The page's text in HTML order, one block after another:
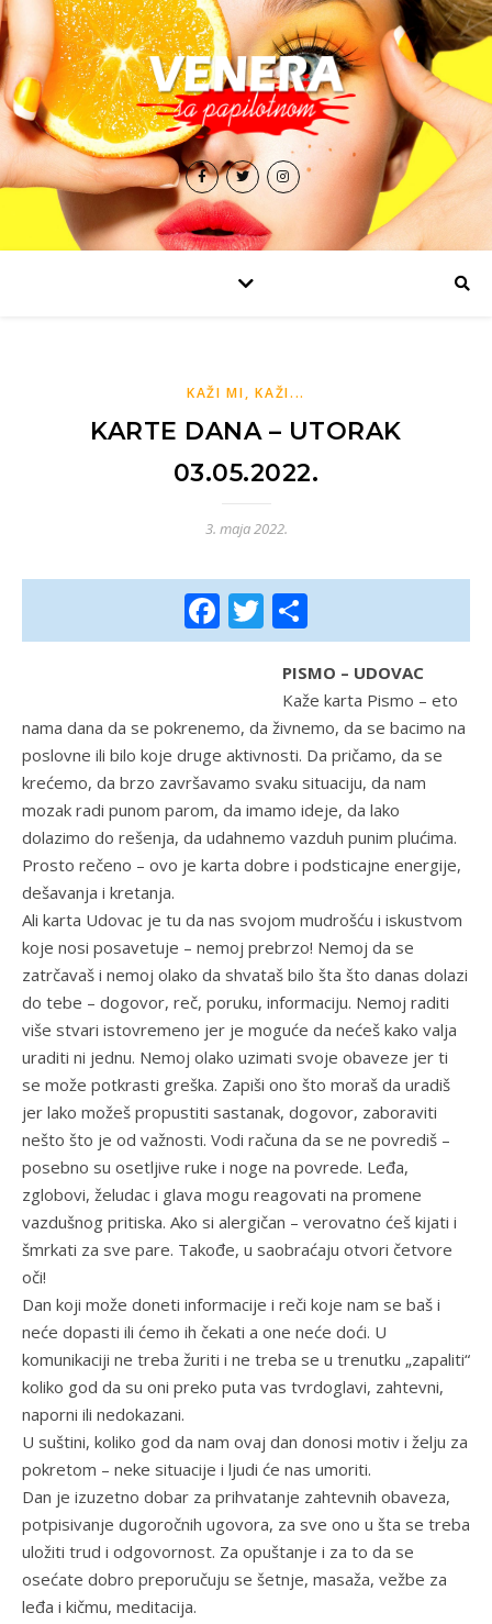
KAŽI MI, KAŽI...
KARTE DANA – UTORAK
03.05.2022.
3. maja 2022.
Facebook
Twitter
PISMO – UDOVAC
Kaže karta Pismo – eto
nama dana da se pokrenemo, da živnemo, da se bacimo na
poslovne ili bilo koje druge aktivnosti. Da pričamo, da se
krećemo, da brzo završavamo svaku situaciju, da nam
mozak radi punom parom, da imamo ideje, da lako
dolazimo do rešenja, da udahnemo vazduh punim plućima.
Prosto rečeno – ovo je karta dobre i podsticajne energije,
dešavanja i kretanja.
Ali karta Udovac je tu da nas svojom mudrošću i iskustvom
koje nosi posavetuje – nemoj prebrzo! Nemoj da se
zatrčavaš i nemoj olako da shvataš bilo šta što danas dolazi
do tebe – dogovor, reč, poruku, informaciju. Nemoj raditi
više stvari istovremeno jer je moguće da nećeš kako valja
uraditi ni jednu. Nemoj olako uzimati svoje obaveze jer ti
se može potkrasti greška. Zapiši ono što moraš da uradiš
jer lako možeš propustiti sastanak, dogovor, zaboraviti
nešto što je od važnosti. Vodi računa da se ne povrediš –
posebno su osetljive ruke i noge na povrede. Leđa,
zglobovi, želudac i glava mogu reagovati na promene
vazdušnog pritiska. Ako si alergičan – verovatno ćeš kijati i
šmrkati za sve pare. Takođe, u saobraćaju otvori četvore
oči!
Dan koji može doneti informacije i reči koje nam se baš i
neće dopasti ili ćemo ih čekati a one neće doći. U
komunikaciji ne treba žuriti i ne treba se u trenutku „zapaliti“
koliko god da su oni preko puta vas tvrdoglavi, zahtevni,
naporni ili nedokazani.
U suštini, koliko god da nam ovaj dan donosi motiv i želju za
pokretom – neke situacije i ljudi će nas umoriti.
Dan je izuzetno dobar za prihvatanje zahtevnih obaveza,
potpisivanje dugoročnih ugovora, za sve ono u šta se treba
uložiti trud i odgovornost. Za opuštanje i za to da se
osećate dobro preporučuju se šetnje, masaža, vežbe za
leđa i kičmu, meditacija.